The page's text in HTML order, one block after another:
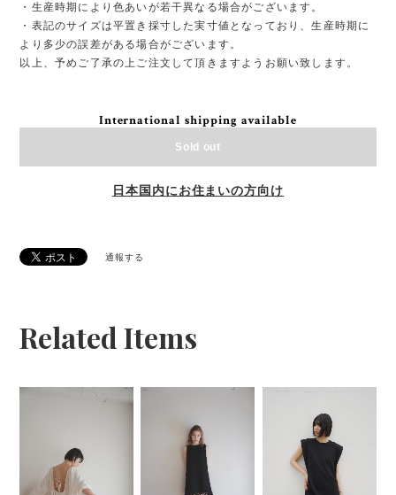
・生産時期により色あいが若干異なる場合がございます。
・表記のサイズは平置き採寸した実寸値となっており、生産時期に
より多少の誤差がある場合がございます。
以上、予めご了承の上ご注文して頂きますようお願い致します。
International shipping available
Sold out
日本国内にお住まいの方向け
通報する
Related Items